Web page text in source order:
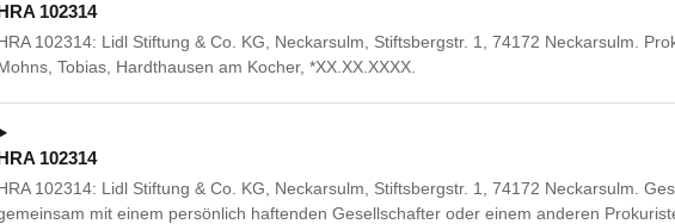
102314
102314: Lidl Stiftung & Co. KG, Neckarsulm, Stiftsbergstr. 1, 74172 Neckarsulm.
Tobias, Hardthausen am Kocher, *XX.XX.XXXX.
102314
102314: Lidl Stiftung & Co. KG, Neckarsulm, Stiftsbergstr. 1, 74172 Neckarsulm.
mit einem persönlich haftenden Gesellschafter oder einem anderen